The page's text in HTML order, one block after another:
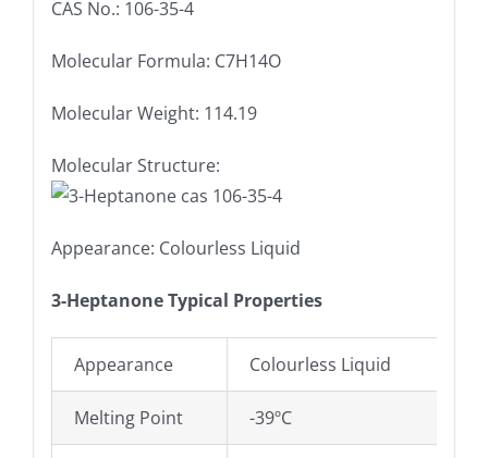
CAS No.: 106-35-4
Molecular Formula: C7H14O
Molecular Weight: 114.19
Molecular Structure:
Appearance: Colourless Liquid
3-Heptanone Typical Properties
Appearance Colourless Liquid
Melting Point -39ºC